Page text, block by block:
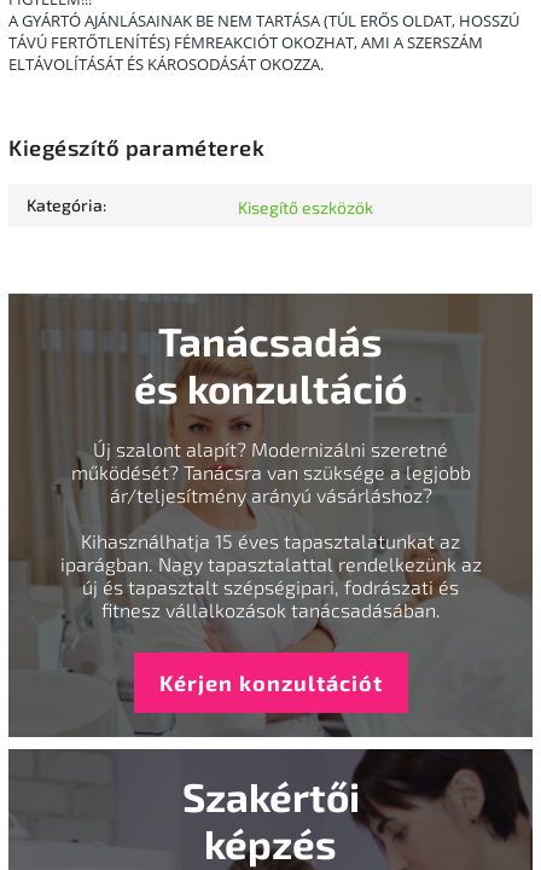
A GYÁRTÓ AJÁNLÁSAINAK BE NEM TARTÁSA (TÚL ERŐS OLDAT, HOSSZÚ
TÁVÚ FERTŐTLENÍTÉS) FÉMREAKCIÓT OKOZHAT, AMI A SZERSZÁM
ELTÁVOLÍTÁSÁT ÉS KÁROSODÁSÁT OKOZZA.
Kiegészítő paraméterek
Kategória: Kisegítő eszközök
Tanácsadás
és konzultáció
Új szalont alapít? Modernizálni szeretné
működését? Tanácsra van szüksége a legjobb
ár/teljesítmény arányú vásárláshoz?
Kihasználhatja 15 éves tapasztalatunkat az
iparágban. Nagy tapasztalattal rendelkezünk az
új és tapasztalt szépségipari, fodrászati és
fitnesz vállalkozások tanácsadásában.
Kérjen konzultációt
Szakértői
képzés